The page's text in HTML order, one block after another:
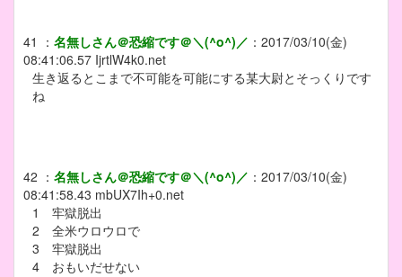
41 ： 名無しさん＠恐縮です＠＼(^o^)／ ： 2017/03/10(金)
08:41:06.57 IjrtlW4k0.net
生き返るとこまで不可能を可能にする某大尉とそっくりです
ね
42 ： 名無しさん＠恐縮です＠＼(^o^)／ ： 2017/03/10(金)
08:41:58.43 mbUX7Ih+0.net
1 牢獄脱出
2 全米ウロウロで
3 牢獄脱出
4 おもいだせない